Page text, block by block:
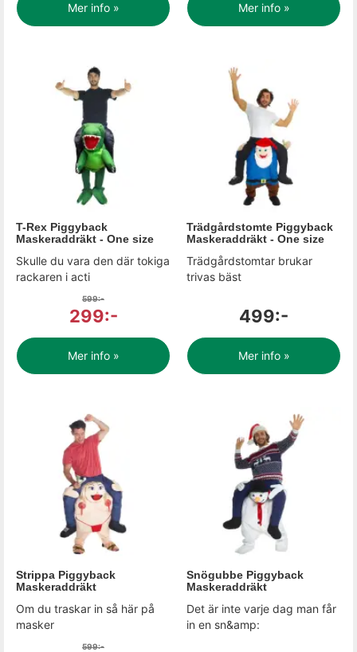
Mer info » Mer info »
T-Rex Piggyback
Maskeraddräkt - One size
Skulle du vara den där tokiga
rackaren i acti
599:-
299:-
Mer info »
Trädgårdstomte Piggyback
Maskeraddräkt - One size
Trädgårdstomtar brukar
trivas bäst
499:-
Mer info »
Strippa Piggyback
Maskeraddräkt
Om du traskar in så här på
masker
599:-
Snögubbe Piggyback
Maskeraddräkt
Det är inte varje dag man får
in en sn&amp: